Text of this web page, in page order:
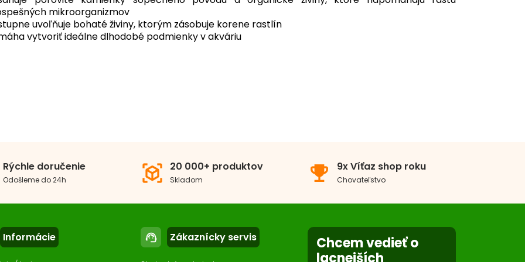
mikroorganizmov
uvoľňuje bohaté živiny, ktorým zásobuje korene rastlín
vytvoriť ideálne dlhodobé podmienky v akváriu
Rýchle doručenie
Odošleme do 24h view_in_ar 20 000+ produktov
Skladom emoji_events 9x Víťaz shop roku
Chovateľstvo
Informácie support_agent Zákaznícky servis
Chcem vedieť o
lacnejších